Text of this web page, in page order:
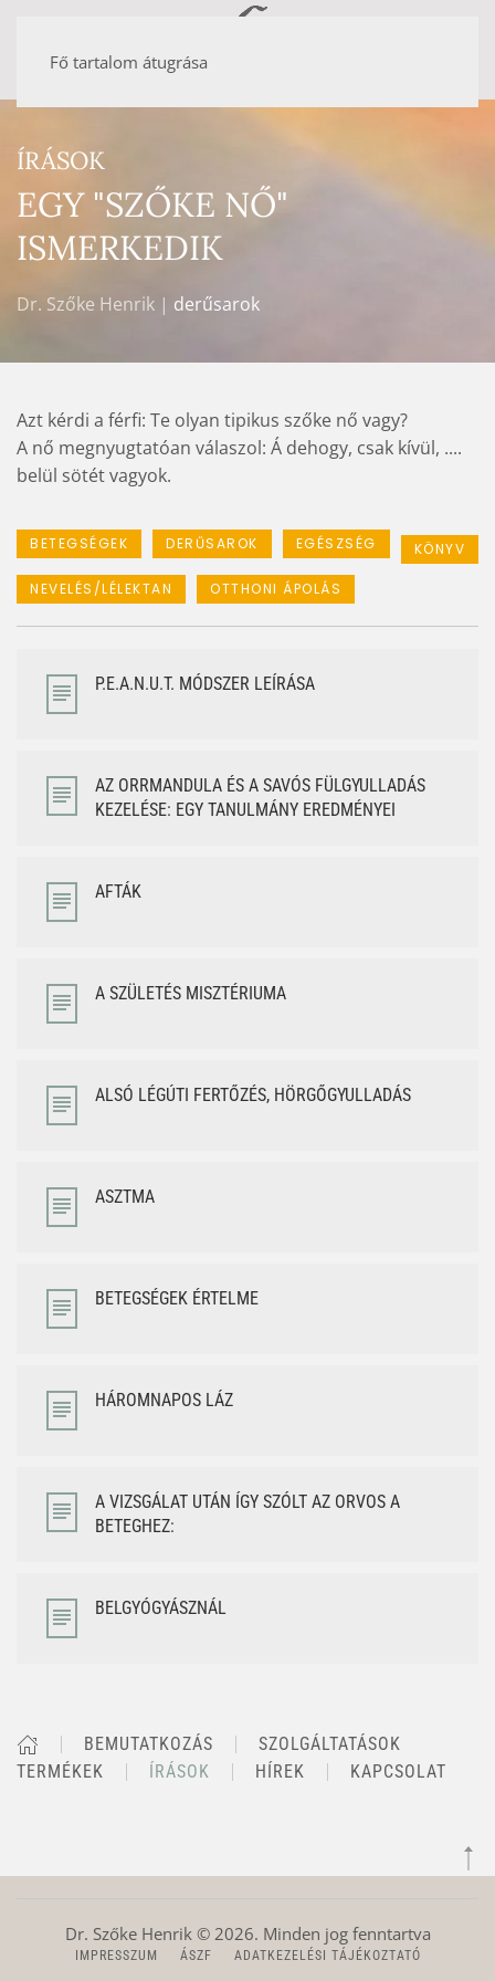
Fő tartalom átugrása
ÍRÁSOK
EGY "SZŐKE NŐ"
ISMERKEDIK
Dr. Szőke Henrik | derűsarok
Azt kérdi a férfi: Te olyan tipikus szőke nő vagy?
A nő megnyugtatóan válaszol: Á dehogy, csak kívül, ....
belül sötét vagyok.
BETEGSÉGEK DERŰSAROK EGÉSZSÉG KÖNYV
NEVELÉS/LÉLEKTAN OTTHONI ÁPOLÁS
P.E.A.N.U.T. MÓDSZER LEÍRÁSA
AZ ORRMANDULA ÉS A SAVÓS FÜLGYULLADÁS
KEZELÉSE: EGY TANULMÁNY EREDMÉNYEI
AFTÁK
A SZÜLETÉS MISZTÉRIUMA
ALSÓ LÉGÚTI FERTŐZÉS, HÖRGŐGYULLADÁS
ASZTMA
BETEGSÉGEK ÉRTELME
HÁROMNAPOS LÁZ
A VIZSGÁLAT UTÁN ÍGY SZÓLT AZ ORVOS A
BETEGHEZ:
BELGYÓGYÁSZNÁL
BEMUTATKOZÁS
SZOLGÁLTATÁSOK
TERMÉKEK
ÍRÁSOK HÍREK KAPCSOLAT
Dr. Szőke Henrik © 2026. Minden jog fenntartva
IMPRESSZUM ÁSZF ADATKEZELÉSI TÁJÉKOZTATÓ